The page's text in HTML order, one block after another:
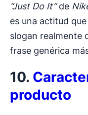
“Just Do It”de
es una actitud
slogan realmente
frase genérica
10.
producto